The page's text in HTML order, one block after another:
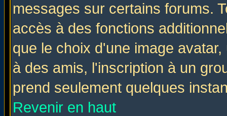
messages sur certains forums.
accès à des fonctions
que le choix d'une image
à des amis, l'inscription à un
prend seulement quelques
Revenir en haut